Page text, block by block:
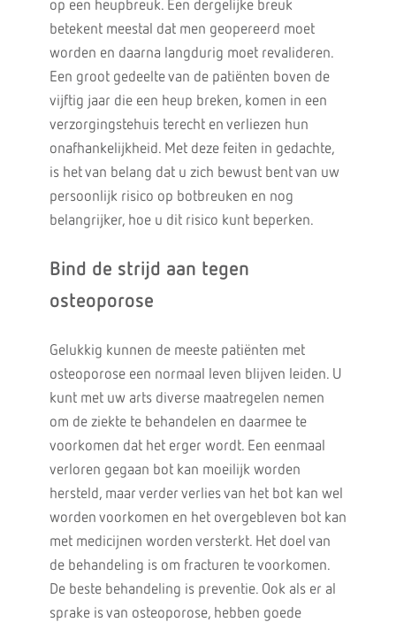
op een heupbreuk. Een dergelijke breuk
betekent meestal dat men geopereerd moet
worden en daarna langdurig moet revalideren.
Een groot gedeelte van de patiënten boven de
vijftig jaar die een heup breken, komen in een
verzorgingstehuis terecht en verliezen hun
onafhankelijkheid. Met deze feiten in gedachte,
is het van belang dat u zich bewust bent van uw
persoonlijk risico op botbreuken en nog
belangrijker, hoe u dit risico kunt beperken.
Bind de strijd aan tegen
osteoporose
Gelukkig kunnen de meeste patiënten met
osteoporose een normaal leven blijven leiden. U
kunt met uw arts diverse maatregelen nemen
om de ziekte te behandelen en daarmee te
voorkomen dat het erger wordt. Een eenmaal
verloren gegaan bot kan moeilijk worden
hersteld, maar verder verlies van het bot kan wel
worden voorkomen en het overgebleven bot kan
met medicijnen worden versterkt. Het doel van
de behandeling is om fracturen te voorkomen.
De beste behandeling is preventie. Ook als er al
sprake is van osteoporose, hebben goede